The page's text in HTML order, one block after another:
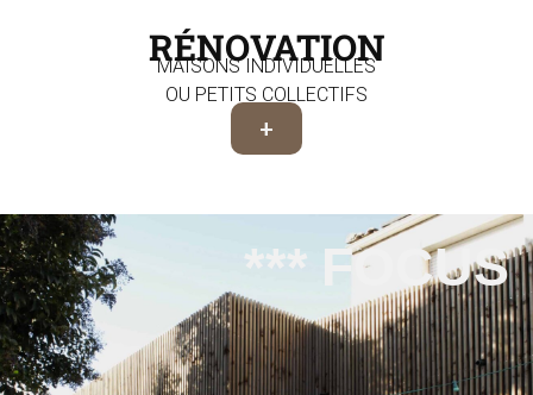
RÉNOVATION
MAISONS INDIVIDUELLES
OU PETITS COLLECTIFS
+
*** FOCUS